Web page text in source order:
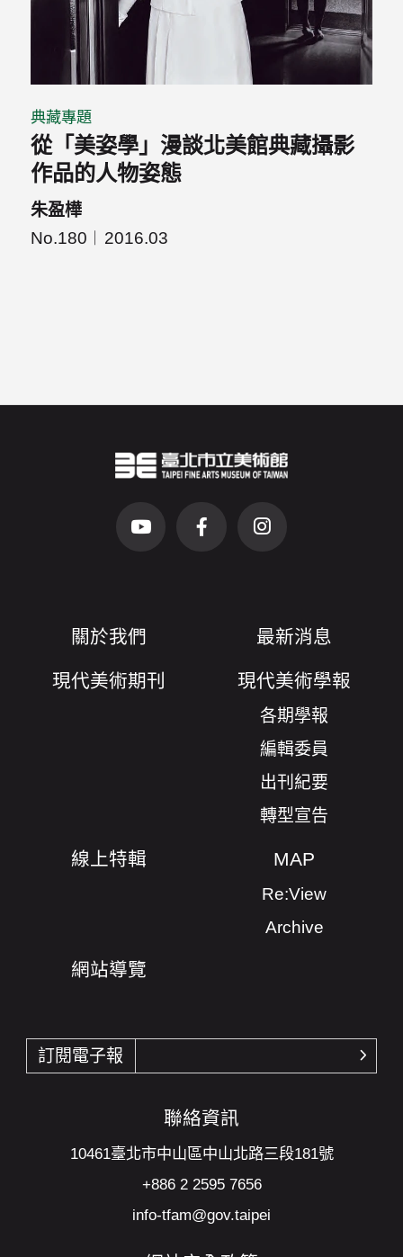
典藏專題
從「美姿學」漫談北美館典藏攝影
作品的人物姿態
朱盈樺
No.180
2016.03
前往Youtube頻道(另開新視窗)
前往Facebook粉絲團(另開新視窗)
前往Instagram粉絲團(另
關於我們 最新消息
現代美術期刊 現代美術學報
各期學報
編輯委員
出刊紀要
轉型宣告
線上特輯 MAP
Re:View
Archive
網站導覽
訂閱電子報
確認
聯絡資訊
10461臺北市中山區中山北路三段181號
+886 2 2595 7656
info-tfam@gov.taipei